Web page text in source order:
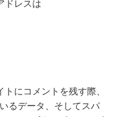
ドレスは
にコメントを残す際、
るデータ、そしてスパ